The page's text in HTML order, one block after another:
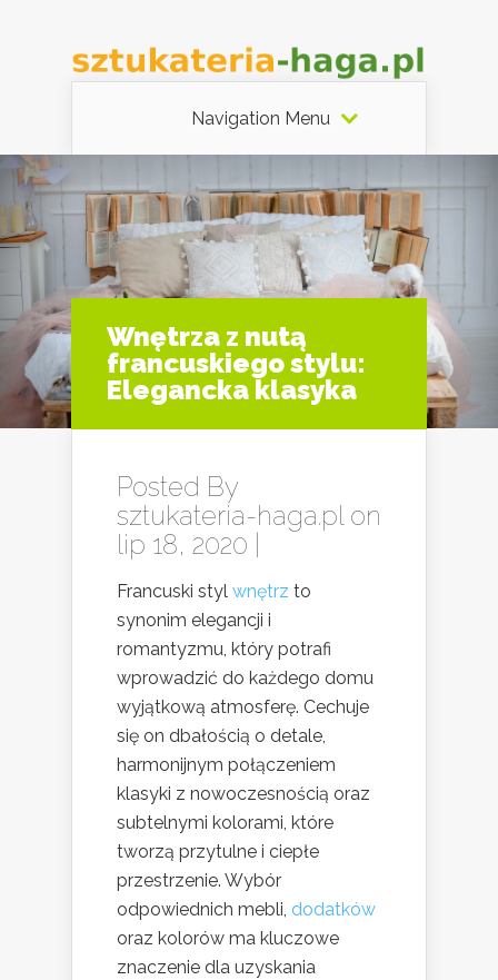
Navigation Menu
Wnętrza z nutą
francuskiego stylu:
Elegancka klasyka
Posted By
sztukateria-haga.plon
lip 18, 2020 |
Francuski styl wnętrz to
synonim elegancji i
romantyzmu, który potrafi
wprowadzić do każdego domu
wyjątkową atmosferę. Cechuje
się on dbałością o detale,
harmonijnym połączeniem
klasyki z nowoczesnością oraz
subtelnymi kolorami, które
tworzą przytulne i ciepłe
przestrzenie. Wybór
odpowiednich mebli, dodatków
oraz kolorów ma kluczowe
znaczenie dla uzyskania